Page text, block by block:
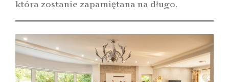
która zostanie zapamiętana na długo.